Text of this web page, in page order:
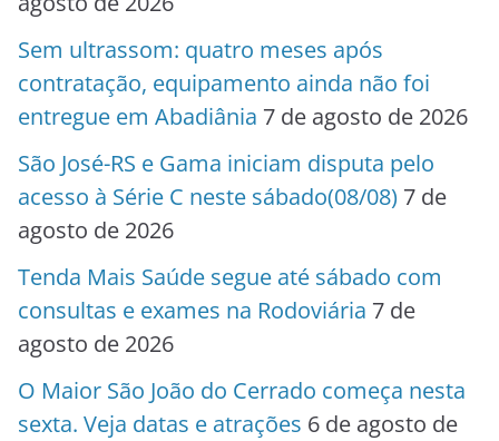
Sem ultrassom: quatro meses após
contratação, equipamento ainda não foi
entregue em Abadiânia 7 de agosto de 2026
São José-RS e Gama iniciam disputa pelo
acesso à Série C neste sábado(08/08) 7 de
agosto de 2026
Tenda Mais Saúde segue até sábado com
consultas e exames na Rodoviária 7 de
agosto de 2026
O Maior São João do Cerrado começa nesta
sexta. Veja datas e atrações 6 de agosto de